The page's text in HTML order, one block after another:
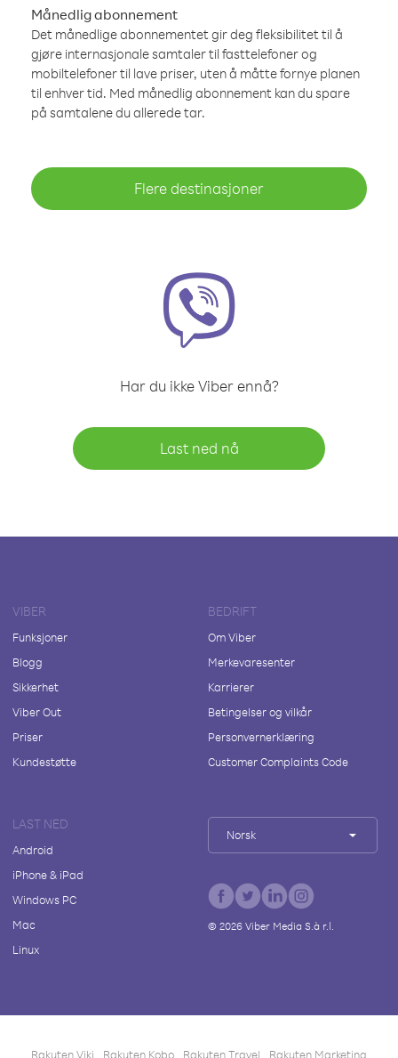
Månedlig abonnement
Det månedlige abonnementet gir deg fleksibilitet til å
gjøre internasjonale samtaler til fasttelefoner og
mobiltelefoner til lave priser, uten å måtte fornye planen
til enhver tid. Med månedlig abonnement kan du spare
på samtalene du allerede tar.
Flere destinasjoner
Har du ikke Viber ennå?
Last ned nå
VIBER
Funksjoner
Blogg
Sikkerhet
Viber Out
Priser
Kundestøtte
BEDRIFT
Om Viber
Merkevaresenter
Karrierer
Betingelser og vilkår
Personvernerklæring
Customer Complaints Code
LAST NED
Android
iPhone & iPad
Windows PC
Mac
Linux
Norsk
© 2026Viber Media S.à r.l.
Rakuten Viki Rakuten Kobo Rakuten Travel Rakuten Marketing